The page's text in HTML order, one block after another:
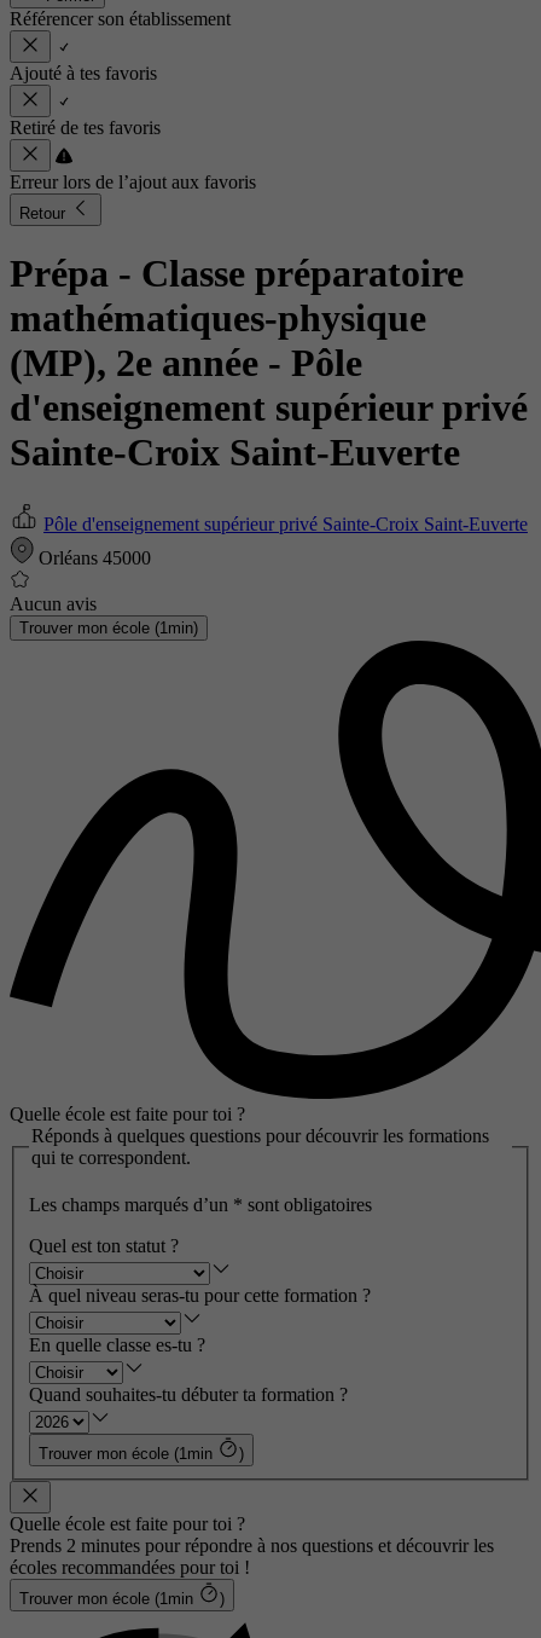
Référencer son établissement
Ajouté à tes favoris
Retiré de tes favoris
Erreur lors de l’ajout aux favoris
Retour
Prépa - Classe préparatoire
mathématiques-physique
(MP), 2e année - Pôle
d'enseignement supérieur privé
Sainte-Croix Saint-Euverte
Pôle d'enseignement supérieur privé Sainte-Croix Saint-Euverte
Orléans 45000
Aucun avis
Trouver mon école (1min)
Quelle école est faite pour toi ?
Réponds à quelques questions pour découvrir les formations
qui te correspondent.
Les champs marqués d’un * sont obligatoires
Quel est ton statut ?
À quel niveau seras-tu pour cette formation ?
En quelle classe es-tu ?
Quand souhaites-tu débuter ta formation ?
Trouver mon école (1min )
Quelle école est faite pour toi ?
Prends 2 minutes pour répondre à nos questions et découvrir les
écoles recommandées pour toi !
Trouver mon école (1min )